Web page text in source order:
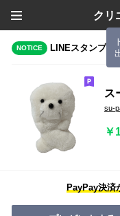
クリ
NOTICE LINEスタンプメ
ス
su-
￥
PayPay決済